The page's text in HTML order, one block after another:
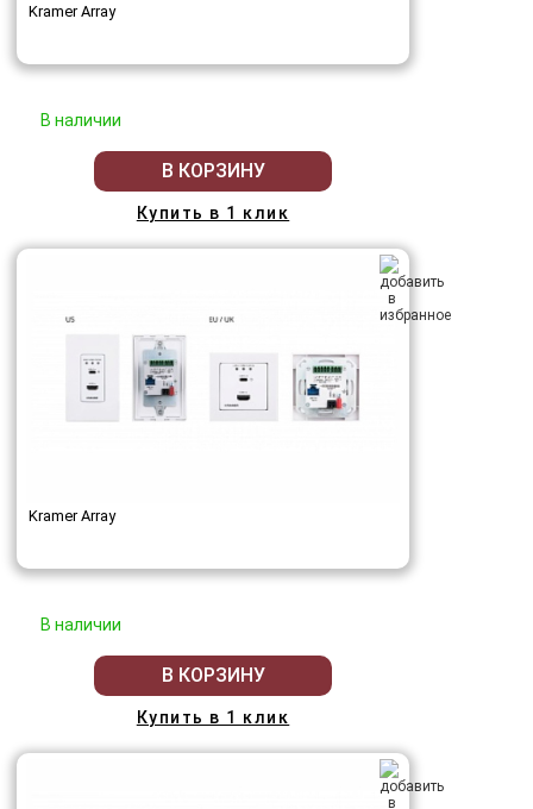
Kramer Array
В наличии
В КОРЗИНУ
Купить в 1 клик
Kramer Array
В наличии
В КОРЗИНУ
Купить в 1 клик